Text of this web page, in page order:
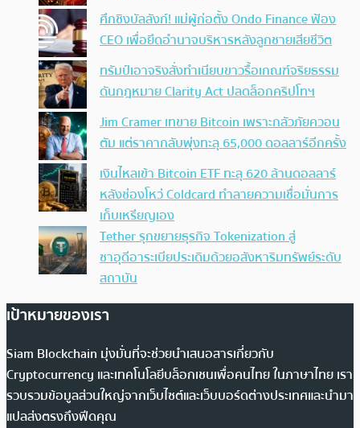
ศึกชิงบัลลังก์! แม่ผู้ก่อตั้ง Ondo Finance ฟ้อง
CEO เพื่อยึดอำนาจบริหารหลังลูกชายเสียชีวิต
ทรัมป์เอาจริง สั่งทำเนียบขาวรื้อเกณฑ์จริยธรรม
ดันกฎหมาย Clarity Act ปลดล็อกคริปโทฯ
Jim Cramer เทขาย Bitcoin เพราะกลัวภัยควอน
ตัม แต่ราคากลับพุ่งทะลุ 65,000 ดอลลาร์อีกครั้ง
เงินไหลเข้า Bitcoin ETF ทะลุ 620 ล้านดอลลาร์
หลังช่องโหว่ Coldcard ทำลายความเชื่อมั่นการ
เก็บเหรียญเอง
Tether รุกขยายธุรกิจ Tokenization สู่
ซาอุดีอาระเบียประเดิมด้วยอสังหาริมทรัพย์ระดับ
สถาบัน
เป้าหมายของเรา
Siam Blockchain มุ่งมั่นที่จะช่วยนำเสนอสารเกี่ยวกับ
Cryptocurrency และเทคโนโลยีบล็อกเชนเพื่อคนไทย ในภาษาไทย เรา
รวบรวมข้อมูลส่วนใหญ่จากเว็บไซต์และเว็บบอร์ดต่างประเทศและนำมา
แปลส่งตรงถึงฟีดคุณ